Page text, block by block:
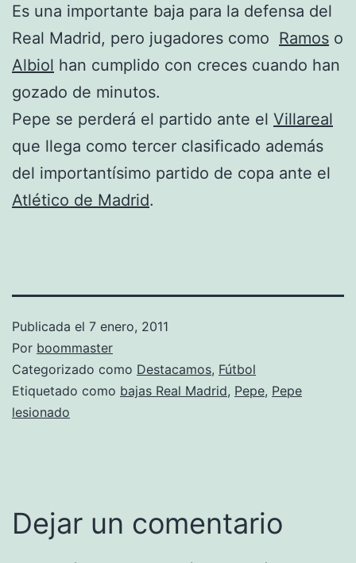
Es una importante baja para la defensa del
Real Madrid, pero jugadores como Ramos o
Albiol han cumplido con creces cuando han
gozado de minutos.
Pepe se perderá el partido ante el Villareal
que llega como tercer clasificado además
del importantísimo partido de copa ante el
Atlético de Madrid.
Publicada el 7 enero, 2011
Por boommaster
Categorizado como Destacamos, Fútbol
Etiquetado como bajas Real Madrid, Pepe, Pepe
lesionado
Dejar un comentario